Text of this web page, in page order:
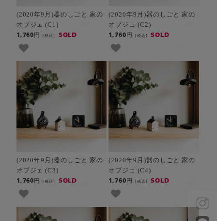
(2020年9月)器のしごと 家の
オブジェ (C1)
1,760円[税込] SOLD
(2020年9月)器のしごと 家の
オブジェ (C2)
1,760円 [税込] SOLD
(2020年9月)器のしごと 家の
オブジェ (C3)
1,760円[税込] SOLD
(2020年9月)器のしごと 家の
オブジェ (C4)
1,760円 [税込] SOLD